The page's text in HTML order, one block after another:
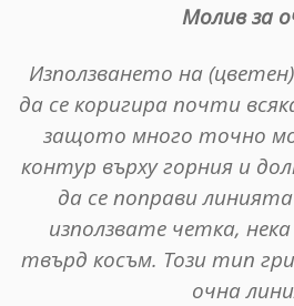
Молив за
Използването на
да се коригира почти
защото много точно
контур върху горния и
да се поправи
използвате четка,
твърд косъм. Този тип
очна